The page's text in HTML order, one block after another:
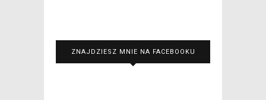
ZNAJDZIESZ MNIE NA FACEBOOKU